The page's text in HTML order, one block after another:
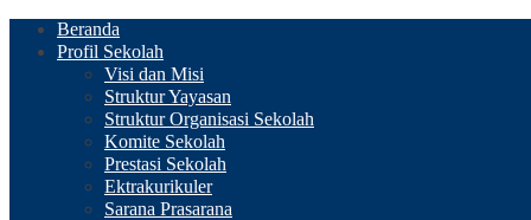
Beranda
Profil Sekolah
Visi dan Misi
Struktur Yayasan
Struktur Organisasi Sekolah
Komite Sekolah
Prestasi Sekolah
Ektrakurikuler
Sarana Prasarana